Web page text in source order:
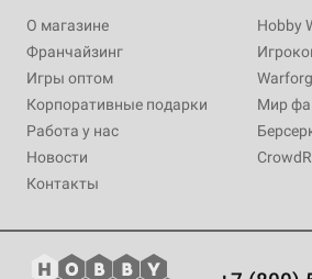
О магазине
Франчайзинг
Игры оптом
Корпоративные подарки
Работа у нас
Новости
Контакты
Hobby
Мир